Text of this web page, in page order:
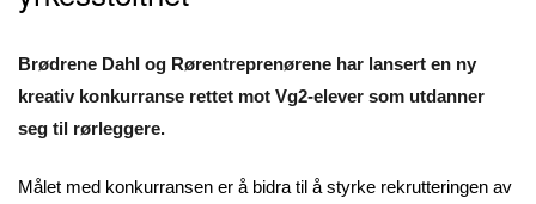
Brødrene Dahl og Rørentreprenørene har lansert en ny
kreativ konkurranse rettet mot Vg2-elever som utdanner
seg til rørleggere.
Målet med konkurransen er å bidra til å styrke rekrutteringen av